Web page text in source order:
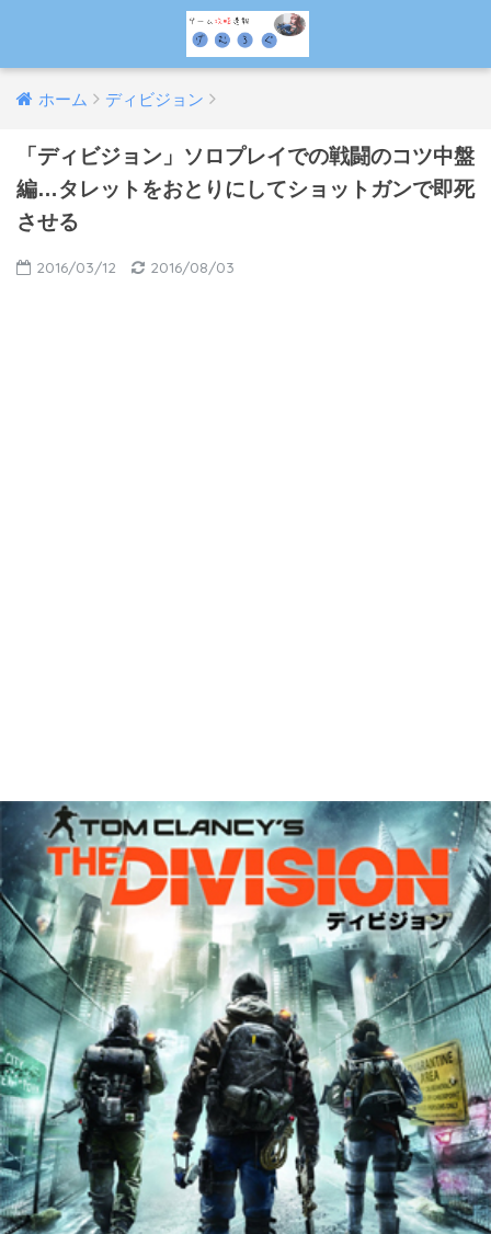
ホーム ディビジョン
「ディビジョン」ソロプレイでの戦闘のコツ中盤
編…タレットをおとりにしてショットガンで即死
させる
2016/03/12 2016/08/03